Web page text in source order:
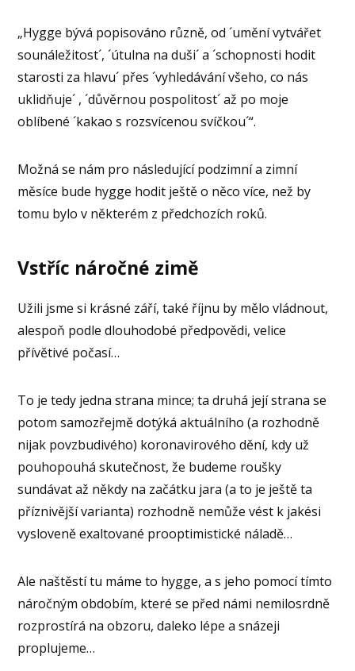
„Hygge bývá popisováno různě, od ´umění vytvářet
sounáležitost´, ´útulna na duši´ a ´schopnosti hodit
starosti za hlavu´ přes ´vyhledávání všeho, co nás
uklidňuje´ , ´důvěrnou pospolitost´ až po moje
oblíbené ´kakao s rozsvícenou svíčkou´“.
Možná se nám pro následující podzimní a zimní
měsíce bude hygge hodit ještě o něco více, než by
tomu bylo v některém z předchozích roků.
Vstříc náročné zimě
Užili jsme si krásné září, také říjnu by mělo vládnout,
alespoň podle dlouhodobé předpovědi, velice
přívětivé počasí…
To je tedy jedna strana mince; ta druhá její strana se
potom samozřejmě dotýká aktuálního (a rozhodně
nijak povzbudivého) koronavirového dění, kdy už
pouhopouhá skutečnost, že budeme roušky
sundávat až někdy na začátku jara (a to je ještě ta
příznivější varianta) rozhodně nemůže vést k jakési
vysloveně exaltované prooptimistické náladě…
Ale naštěstí tu máme to hygge, a s jeho pomocí tímto
náročným obdobím, které se před námi nemilosrdně
rozprostírá na obzoru, daleko lépe a snázeji
proplujeme…